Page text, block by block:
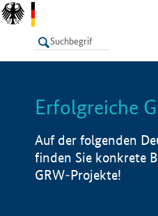
LISTE
Erfolgreiche
Auf der folgenden
finden Sie konkrete
GRW-Projekte!